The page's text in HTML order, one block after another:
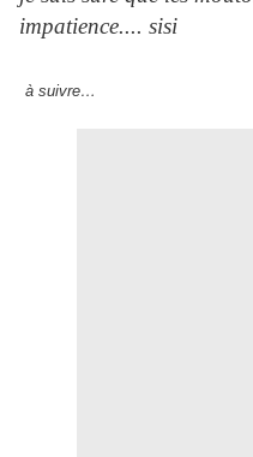
impatience.... sisi
à suivre…